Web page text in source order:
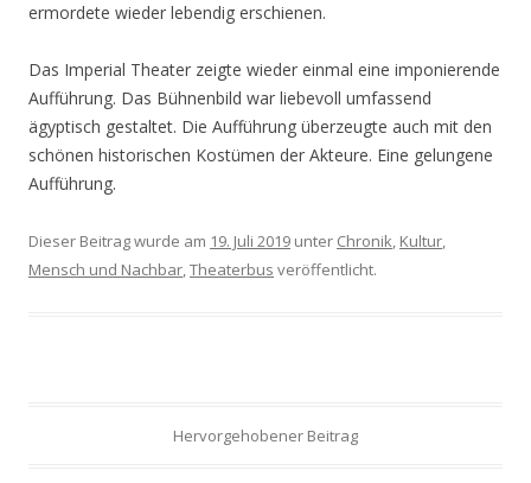
ermordete wieder lebendig erschienen.
Das Imperial Theater zeigte wieder einmal eine imponierende
Aufführung. Das Bühnenbild war liebevoll umfassend
ägyptisch gestaltet. Die Aufführung überzeugte auch mit den
schönen historischen Kostümen der Akteure. Eine gelungene
Aufführung.
Dieser Beitrag wurde am 19. Juli 2019 unter Chronik, Kultur,
Mensch und Nachbar,Theaterbus veröffentlicht.
Hervorgehobener Beitrag